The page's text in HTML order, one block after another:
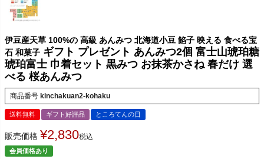
伊豆産天草 100%の 高級 あんみつ 北海道小豆 餡子 映える 食べる宝
石 和菓子 ギフト プレゼント あんみつ2個 富士山琥珀糖
琥珀富士 巾着セット 黒みつ お抹茶かさね 春だけ 選
べる 桜あんみつ
商品番号 kinchakuan2-kohaku
送料無料 ギフト好評品 ところてんの日
販売価格 ¥2,830税込
会員価格あり